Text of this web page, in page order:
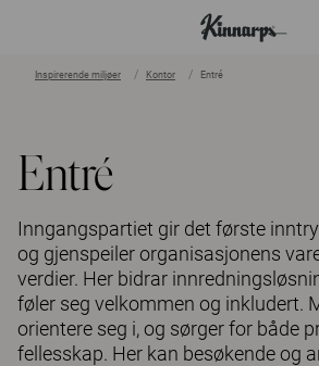
Inspirerende miljøer Kontor Entré
Entré
Inngangspartiet gir det første
og gjenspeiler organisasjonens
verdier. Her bidrar
føler seg velkommen og inkludert.
orientere seg i, og sørger for både
fellesskap. Her kan besøkende og